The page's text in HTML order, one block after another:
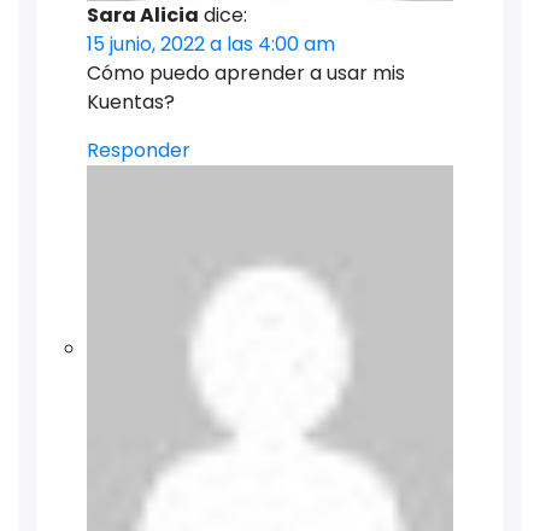
Sara Alicia dice:
15 junio, 2022 a las 4:00 am
Cómo puedo aprender a usar mis
Kuentas?
Responder